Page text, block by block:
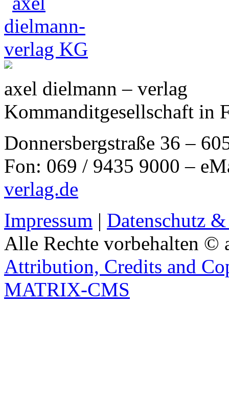
axel dielmann – verlag
Kommanditgesellschaft in
Donnersbergstraße 36 –
Fon: 069 / 9435 9000 –
verlag.de
Impressum | Datenschutz
Alle Rechte vorbehalten ©
Attribution, Credits and
MATRIX-CMS